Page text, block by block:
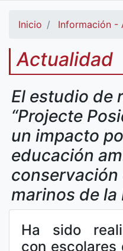
Inicio Información -
Actualidad
El estudio de
“Projecte
un impacto
educación
marinos de la
Ha sido
con escolares